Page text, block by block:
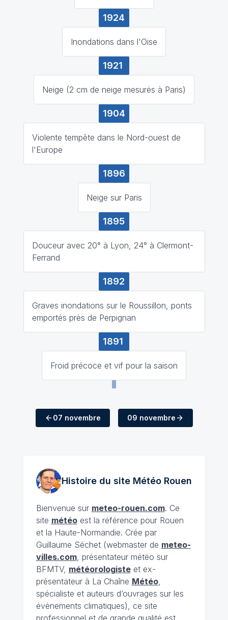
1924
Inondations dans l'Oise
1921
Neige (2 cm de neige mesurés à Paris)
1904
Violente tempête dans le Nord-ouest de
l'Europe
1896
Neige sur Paris
1895
Douceur avec 20° à Lyon, 24° à Clermont-
Ferrand
1892
Graves inondations sur le Roussillon, ponts
emportés près de Perpignan
1891
Froid précoce et vif pour la saison
07 novembre 09 novembre
Histoire du site Météo Rouen
Bienvenue sur meteo-rouen.com. Ce
site météoest la référence pour Rouen
et la Haute-Normandie. Crée par
Guillaume Séchet (webmaster de meteo-
villes.com, présentateur météo sur
BFMTV, météorologisteet ex-
présentateur à La Chaîne Météo,
spécialiste et auteurs d’ouvrages sur les
évènements climatiques), ce site